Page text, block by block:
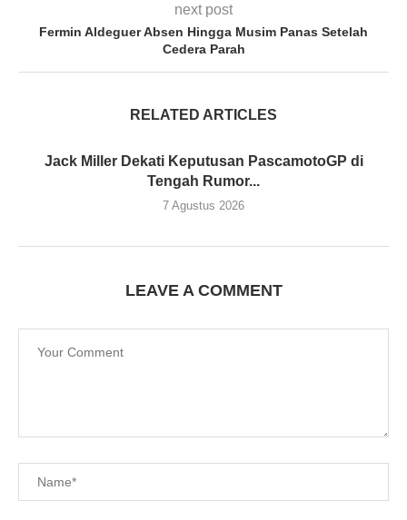
next post
Fermin Aldeguer Absen Hingga Musim Panas Setelah
Cedera Parah
RELATED ARTICLES
Jack Miller Dekati Keputusan PascamotoGP di
Tengah Rumor...
7 Agustus 2026
LEAVE A COMMENT